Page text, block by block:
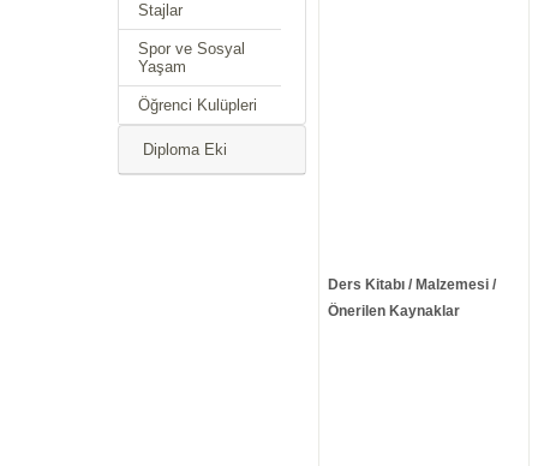
Stajlar
Spor ve Sosyal
Yaşam
Öğrenci Kulüpleri
Diploma Eki
Ders Kitabı / Malzemesi /
Önerilen Kaynaklar